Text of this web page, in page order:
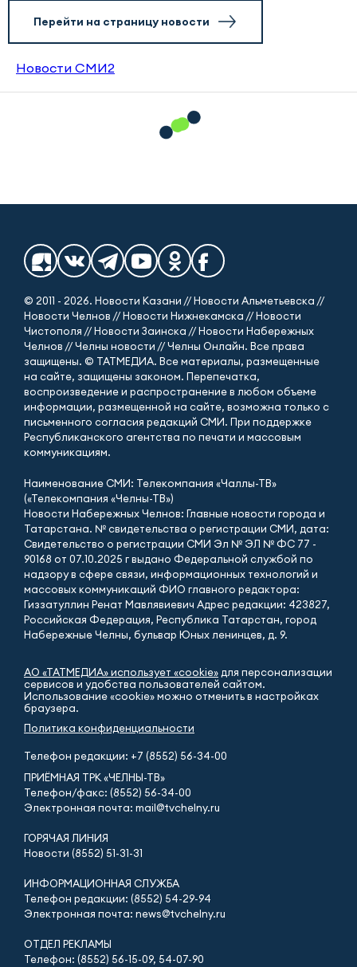
Перейти на страницу новости
Новости СМИ2
© 2011 - 2026. Новости Казани // Новости Альметьевска //
Новости Челнов // Новости Нижнекамска // Новости
Чистополя // Новости Заинска // Новости Набережных
Челнов // Челны новости // Челны Онлайн. Все права
защищены. © ТАТМЕДИА. Все материалы, размещенные
на сайте, защищены законом. Перепечатка,
воспроизведение и распространение в любом объеме
информации, размещенной на сайте, возможна только с
письменного согласия редакций СМИ. При поддержке
Республиканского агентства по печати и массовым
коммуникациям.
Наименование СМИ: Телекомпания «Чаллы-ТВ»
(«Телекомпания «Челны-ТВ»)
Новости Набережных Челнов: Главные новости города и
Татарстана. № свидетельства о регистрации СМИ, дата:
Свидетельство о регистрации СМИ Эл № ЭЛ № ФС 77 -
90168 от 07.10.2025 г выдано Федеральной службой по
надзору в сфере связи, информационных технологий и
массовых коммуникаций ФИО главного редактора:
Гиззатуллин Ренат Мавлявиевич Адрес редакции: 423827,
Российская Федерация, Республика Татарстан, город
Набережные Челны, бульвар Юных ленинцев, д. 9.
АО «ТАТМЕДИА» использует «cookie»для персонализации
сервисов и удобства пользователей сайтом.
Использование «cookie» можно отменить в настройках
браузера.
Политика конфиденциальности
Телефон редакции: +7 (8552) 56-34-00
ПРИЁМНАЯ ТРК «ЧЕЛНЫ-ТВ»
Телефон/факс: (8552) 56-34-00
Электронная почта: mail@tvchelny.ru
ГОРЯЧАЯ ЛИНИЯ
Новости (8552) 51-31-31
ИНФОРМАЦИОННАЯ СЛУЖБА
Телефон редакции: (8552) 54-29-94
Электронная почта: news@tvchelny.ru
ОТДЕЛ РЕКЛАМЫ
Телефон: (8552) 56-15-09, 54-07-90